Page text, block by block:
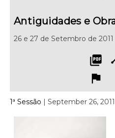
Antiguidades e
26 e 27 de Setembro de 2011
picture_as_pdf
flag
1ª Sessão | September 26, 2011